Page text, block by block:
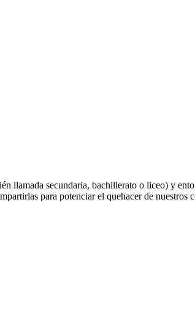
llamada secundaria, bachillerato o liceo) y
para potenciar el quehacer de nuestros